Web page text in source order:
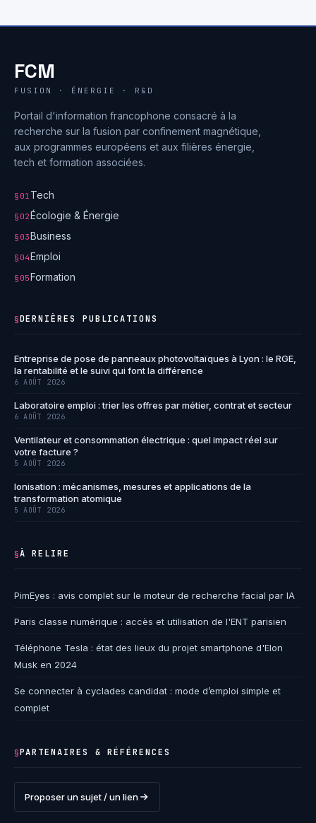
FCM
FUSION · ÉNERGIE · R&D
Portail d'information francophone consacré à la
recherche sur la fusion par confinement magnétique,
aux programmes européens et aux filières énergie,
tech et formation associées.
§01 Tech
§02Écologie & Énergie
§03Business
§04Emploi
§05Formation
§DERNIÈRES PUBLICATIONS
Entreprise de pose de panneaux photovoltaïques à Lyon : le RGE,
la rentabilité et le suivi qui font la différence
6 AOÛT 2026
Laboratoire emploi : trier les offres par métier, contrat et secteur
6 AOÛT 2026
Ventilateur et consommation électrique : quel impact réel sur
votre facture ?
5 AOÛT 2026
Ionisation : mécanismes, mesures et applications de la
transformation atomique
5 AOÛT 2026
§À RELIRE
PimEyes : avis complet sur le moteur de recherche facial par IA
Paris classe numérique : accès et utilisation de l'ENT parisien
Téléphone Tesla : état des lieux du projet smartphone d'Elon
Musk en 2024
Se connecter à cyclades candidat : mode d’emploi simple et
complet
§PARTENAIRES & RÉFÉRENCES
Proposer un sujet / un lien